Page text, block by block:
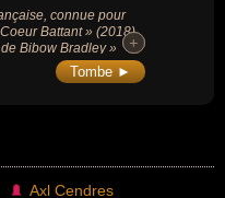
connue pour
Battant » (2018)
Bibow Bradley »
+
+
Tombe ►
Axl Cendres